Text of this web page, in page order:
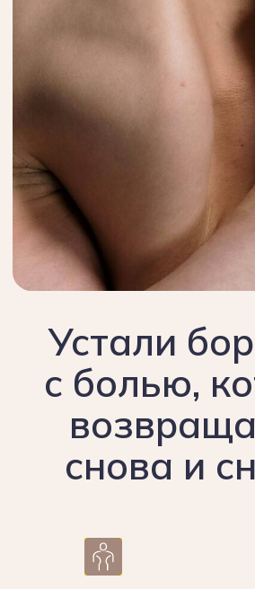
Пак Светлана Федоровна
Гл. врач клиники, врач-остеопат,
акушер-гинеколог, стаж 33 года